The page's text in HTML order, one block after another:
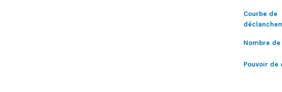
Courbe de
Nombre de
Pouvoir de